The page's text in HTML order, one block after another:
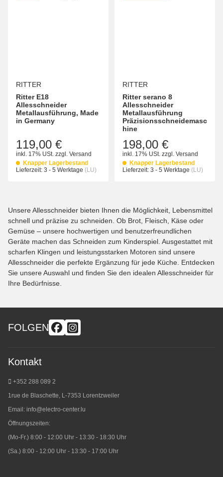
RITTER
Ritter E18
Allesschneider
Metallausführung, Made
in Germany
119,00 €
inkl. 17% USt. zzgl. Versand
Knapper Lagerbestand
Lieferzeit: 3 - 5 Werktage (LU)
RITTER
Ritter serano 8
Allesschneider
Metallausführung
Präzisionsschneidemasc
hine
198,00 €
inkl. 17% USt. zzgl. Versand
Knapper Lagerbestand
Lieferzeit: 3 - 5 Werktage (LU)
Unsere Allesschneider bieten Ihnen die Möglichkeit, Lebensmittel
schnell und präzise zu schneiden. Ob Brot, Fleisch, Käse oder
Gemüse – unsere hochwertigen und benutzerfreundlichen
Geräte machen das Schneiden zum Kinderspiel. Ausgestattet mit
scharfen Klingen und leistungsstarken Motoren sind unsere
Allesschneider die perfekte Ergänzung für jede Küche. Entdecken
Sie unsere Auswahl und finden Sie den idealen Allesschneider für
Ihre Bedürfnisse.
FOLGEN
Kontakt
+352 288 089 2
1rue de Blaschette, L-7353 Lorentzweiler
Email: info@electro-center.lu
Öffnungszeiten:
(Mo-Fr.) 8:00 - 12:00 Uhr - 13:30 - 18:30 Uhr
(Sa.) 8:00 - 12:00 Uhr - 13:30 - 17:00 Uhr